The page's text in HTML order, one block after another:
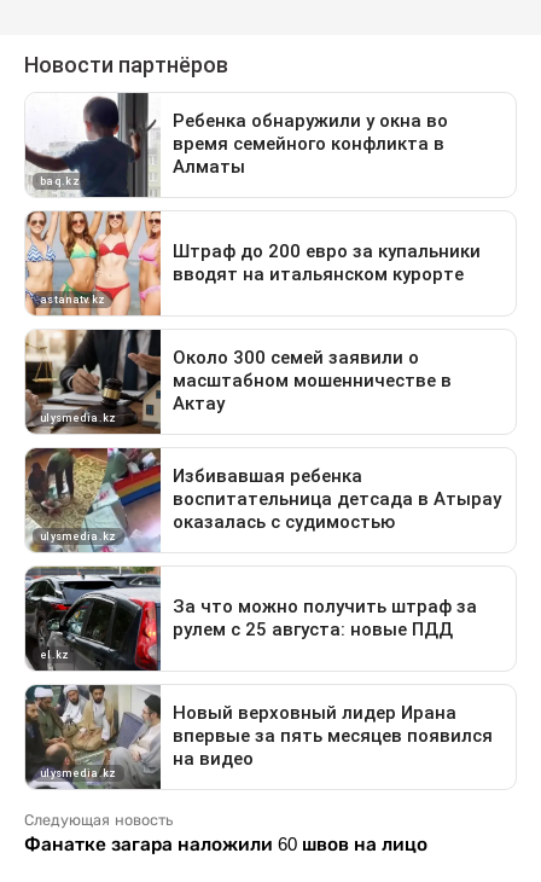
Следующая новость
Фанатке загара наложили 60 швов на лицо